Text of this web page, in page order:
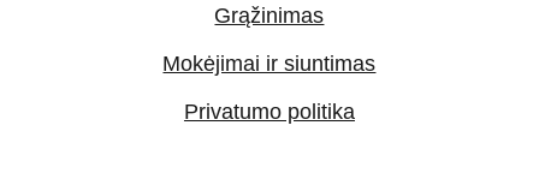
Mokėjimai ir siuntimas
Grąžinimas
Privatumo politika